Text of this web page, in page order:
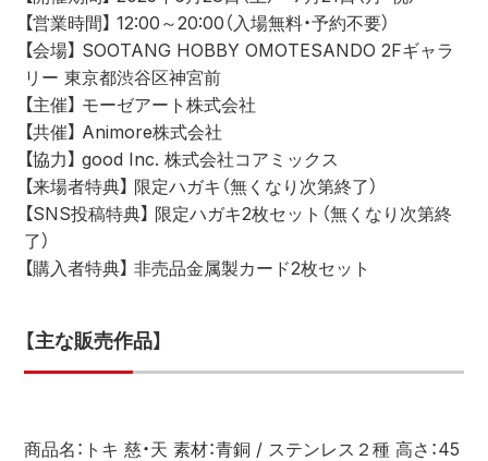
【営業時間】 12:00～20:00（入場無料・予約不要）
【会場】 SOOTANG HOBBY OMOTESANDO 2Fギャラ
リー 東京都渋谷区神宮前
【主催】 モーゼアート株式会社
【共催】 Animore株式会社
【協力】 good Inc. 株式会社コアミックス
【来場者特典】 限定ハガキ（無くなり次第終了）
【SNS投稿特典】 限定ハガキ2枚セット（無くなり次第終
了）
【購入者特典】 非売品金属製カード2枚セット
【主な販売作品】
商品名：トキ 慈・天 素材：青銅 / ステンレス２種 高さ：45